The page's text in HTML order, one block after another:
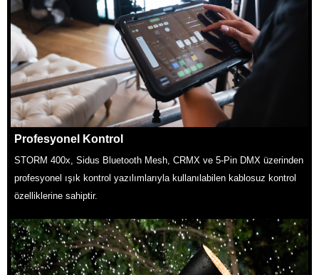
Profesyonel Kontrol
STORM 400x, Sidus Bluetooth Mesh, CRMX ve 5-Pin DMX üzerinden
profesyonel ışık kontrol yazılımlarıyla kullanılabilen kablosuz kontrol
özelliklerine sahiptir.